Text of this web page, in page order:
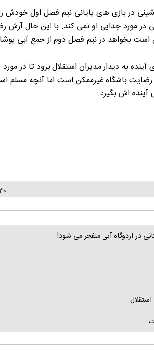
در بازی های پایانی نیم فصل اول خودش
مورد جدایی او نمی کند. با این حال آرش
بخواهد در نیم فصل دوم از جمع آبی
به دیدار مدیران استقلال برود تا در
رضایت باشگاه غیرممکن است اما آنچه مسلم
اش بگیرد.
در اردوگاه آبی منفجر می شود!